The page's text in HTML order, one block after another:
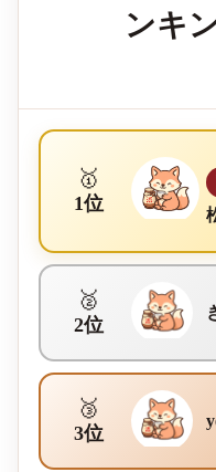
ンキ
🥇
1位
🥈
2位
🥉
3位